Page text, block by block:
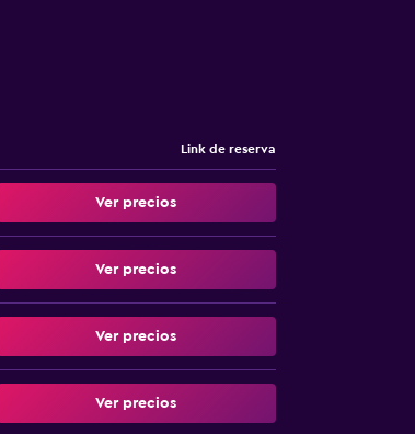
Link de reserva
Ver precios
Ver precios
Ver precios
Ver precios